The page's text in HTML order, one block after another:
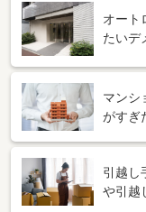
オート
たいデ
マンシ
がすぎ
引越し
や引越